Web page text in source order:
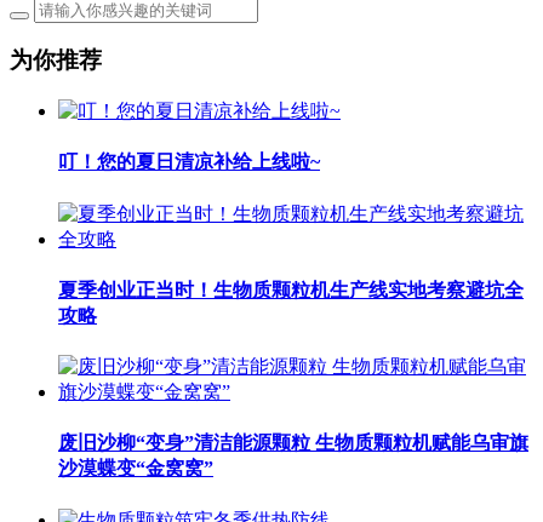
为你推荐
叮！您的夏日清凉补给上线啦~
夏季创业正当时！生物质颗粒机生产线实地考察避坑全
攻略
废旧沙柳“变身”清洁能源颗粒 生物质颗粒机赋能乌审旗
沙漠蝶变“金窝窝”